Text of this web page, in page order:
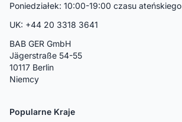
Poniedziałek: 10:00-19:00 czasu ateńskiego
UK: +44 20 3318 3641
BAB GER GmbH
Jägerstraße 54-55
10117 Berlin
Niemcy
Popularne Kraje